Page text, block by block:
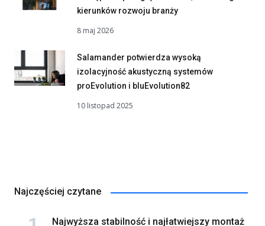
kierunków rozwoju branży
8 maj 2026
Salamander potwierdza wysoką
izolacyjność akustyczną systemów
proEvolution i bluEvolution82
10 listopad 2025
Najczęściej czytane
Najwyższa stabilność i najłatwiejszy montaż